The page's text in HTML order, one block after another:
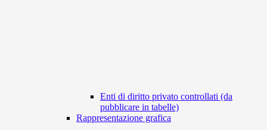
Enti di diritto privato controllati (da
pubblicare in tabelle)
Rappresentazione grafica